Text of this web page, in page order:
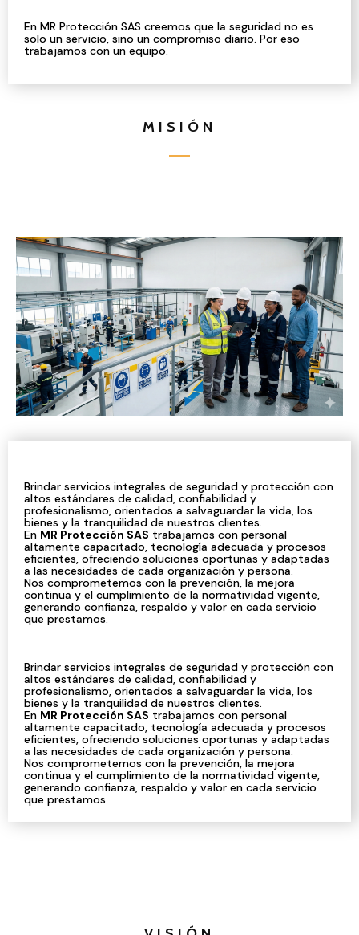
En MR Protección SAS creemos que la seguridad no es
solo un servicio, sino un compromiso diario. Por eso
trabajamos con un equipo.
MISIÓN
Brindar servicios integrales de seguridad y protección con
altos estándares de calidad, confiabilidad y
profesionalismo, orientados a salvaguardar la vida, los
bienes y la tranquilidad de nuestros clientes.
En MR Protección SAS trabajamos con personal
altamente capacitado, tecnología adecuada y procesos
eficientes, ofreciendo soluciones oportunas y adaptadas
a las necesidades de cada organización y persona.
Nos comprometemos con la prevención, la mejora
continua y el cumplimiento de la normatividad vigente,
generando confianza, respaldo y valor en cada servicio
que prestamos.
Brindar servicios integrales de seguridad y protección con
altos estándares de calidad, confiabilidad y
profesionalismo, orientados a salvaguardar la vida, los
bienes y la tranquilidad de nuestros clientes.
En MR Protección SAS trabajamos con personal
altamente capacitado, tecnología adecuada y procesos
eficientes, ofreciendo soluciones oportunas y adaptadas
a las necesidades de cada organización y persona.
Nos comprometemos con la prevención, la mejora
continua y el cumplimiento de la normatividad vigente,
generando confianza, respaldo y valor en cada servicio
que prestamos.